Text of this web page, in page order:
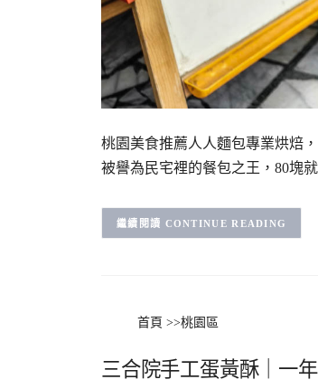
桃園美食推薦人人麵包專業烘焙
被譽為民宅裡的餐包之王，80塊
CONTINUE READING
首頁 >>桃園區
三合院手工蛋黃酥｜一